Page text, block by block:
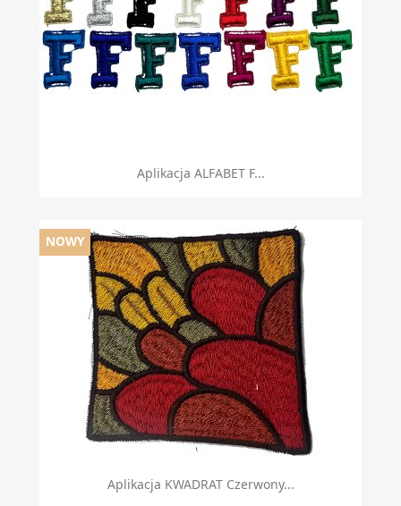
Aplikacja ALFABET F...
Aplikacja KWADRAT Czerwony...
NOWY